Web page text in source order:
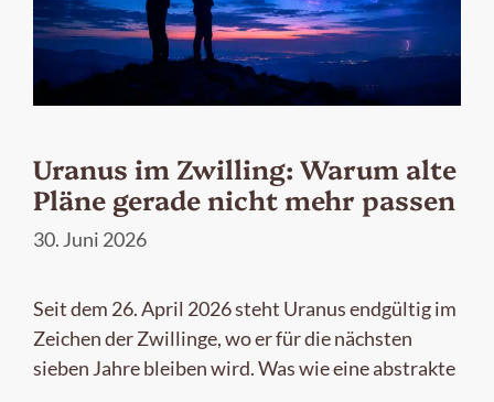
Uranus im Zwilling: Warum alte
Pläne gerade nicht mehr passen
30. Juni 2026
Seit dem 26. April 2026 steht Uranus endgültig im
Zeichen der Zwillinge, wo er für die nächsten
sieben Jahre bleiben wird. Was wie eine abstrakte